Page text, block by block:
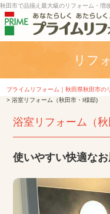
秋田市で品揃え最大級のリフォーム・増
リフ
プライムリフォーム｜秋田県秋田市の
>浴室リフォーム（秋田市・I様邸)
浴室リフォーム（
使いやすい快適な